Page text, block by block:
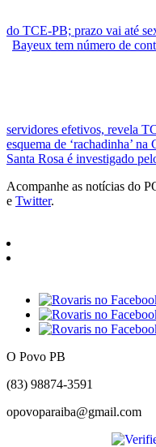
do TCE-PB; prazo vai até
Bayeux tem número de
servidores efetivos, revela
esquema de ‘rachadinha’
Santa Rosa é investigado
Acompanhe as notícias do
e Twitter.
O Povo PB
(83) 98874-3591
opovoparaiba@gmail.com